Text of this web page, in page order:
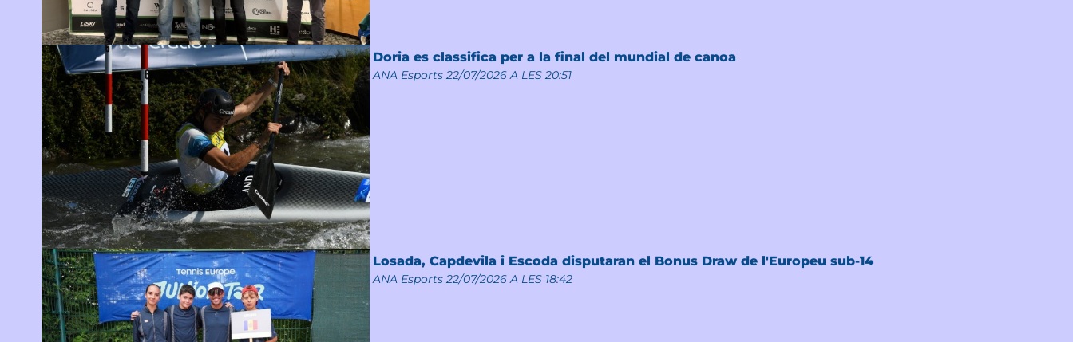
Doria es classifica per a la final del mundial de canoa
ANA Esports 22/07/2026 A LES 20:51
Losada, Capdevila i Escoda disputaran el Bonus Draw de l'Europeu sub-14
ANA Esports 22/07/2026 A LES 18:42